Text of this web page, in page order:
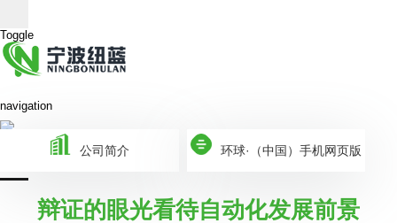
Toggle
navigation
公司简介 环球·（中国）手机网页版
辩证的眼光看待自动化发展前景